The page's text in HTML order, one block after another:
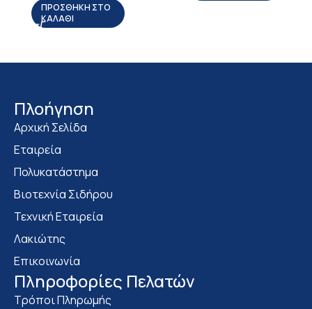
ΠΡΟΣΘΉΚΗ ΣΤΟ
ΚΑΛΆΘΙ
Πλοήγηση
Αρχική Σελίδα
Εταιρεία
Πολυκατάστημα
Bιοτεχνία Σιδήρου
Τεχνική Εταιρεία
Λακιώτης
Επικοινωνία
Πληροφορίες Πελατών
Τρόποι Πληρωμής